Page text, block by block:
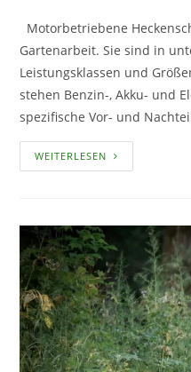
Motorbetriebene
Gartenarbeit. Sie sind in
Leistungsklassen und
stehen Benzin-, Akku- und
spezifische Vor- und
WEITERLESEN
SEIN